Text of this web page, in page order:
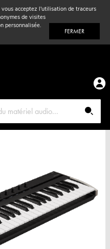
acceptez l'utilisation de traceurs
de visites
personnalisée.
FERMER